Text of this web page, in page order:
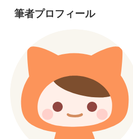
筆者プロフィール